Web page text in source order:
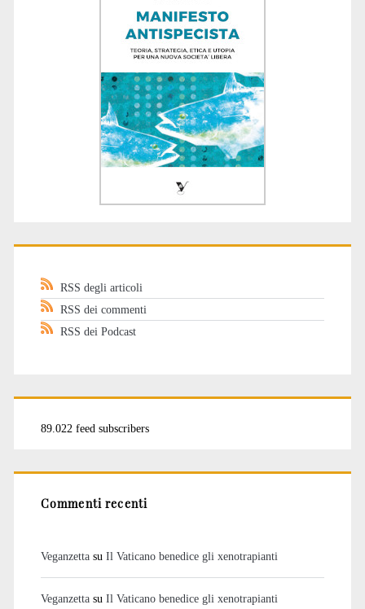
RSS degli articoli
RSS dei commenti
RSS dei Podcast
89.022 feed subscribers
Commenti recenti
Veganzettasu Il Vaticano benedice gli xenotrapianti
Veganzettasu Il Vaticano benedice gli xenotrapianti